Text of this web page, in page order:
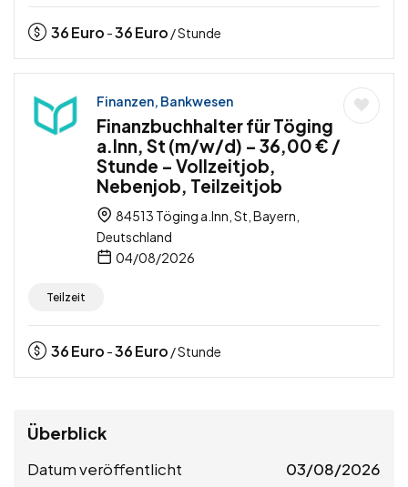
36Euro -36Euro / Stunde
Finanzen, Bankwesen
Finanzbuchhalter für Töging
a.Inn, St (m/w/d) – 36,00 € /
Stunde – Vollzeitjob,
Nebenjob, Teilzeitjob
84513 Töging a.Inn, St, Bayern,
Deutschland
04/08/2026
Teilzeit
36Euro -36Euro / Stunde
Überblick
Datum veröffentlicht 03/08/2026